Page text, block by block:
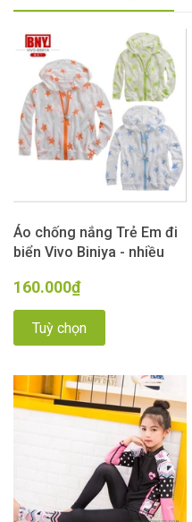
Áo chống nắng Trẻ Em đi
biển Vivo Biniya - nhiều
160.000₫
Tuỳ chọn